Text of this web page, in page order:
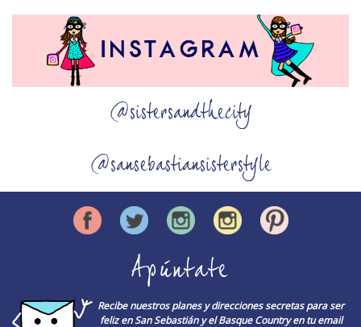
@sistersandthecity
@sansebastiansisterstyle
Apúntate
Recibe nuestros planes y direcciones secretas para ser
feliz en San Sebastián y el Basque Country en tu email